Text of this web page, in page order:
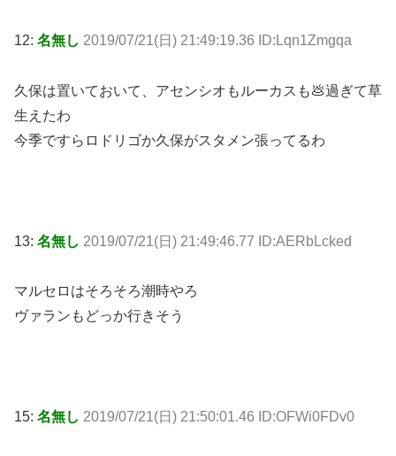
12: 名無し 2019/07/21(日) 21:49:19.36 ID:Lqn1Zmgqa
久保は置いておいて、アセンシオもルーカスも💩過ぎて草
生えたわ
今季ですらロドリゴか久保がスタメン張ってるわ
13: 名無し 2019/07/21(日) 21:49:46.77 ID:AERbLcked
マルセロはそろそろ潮時やろ
ヴァランもどっか行きそう
15: 名無し 2019/07/21(日) 21:50:01.46 ID:OFWi0FDv0